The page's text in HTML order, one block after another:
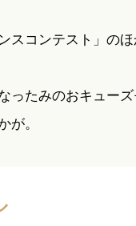
スコンテスト」の
ったみのおキュー
が。